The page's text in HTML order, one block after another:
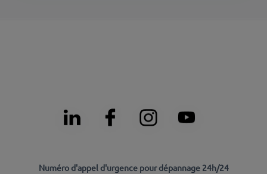
Numéro d'appel d'urgence pour dépannage 24h/24